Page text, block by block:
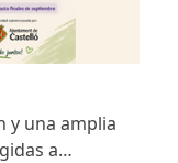
y una amplia
a…